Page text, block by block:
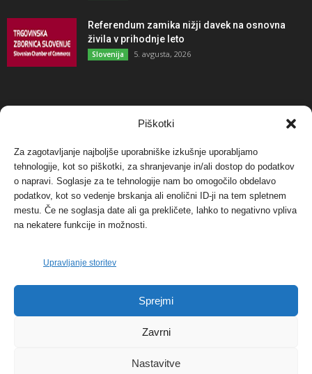
Piškotki
Za zagotavljanje najboljše uporabniške izkušnje uporabljamo
tehnologije, kot so piškotki, za shranjevanje in/ali dostop do podatkov
o napravi. Soglasje za te tehnologije nam bo omogočilo obdelavo
podatkov, kot so vedenje brskanja ali enolični ID-ji na tem spletnem
mestu. Če ne soglasja date ali ga prekličete, lahko to negativno vpliva
na nekatere funkcije in možnosti.
Upravljanje storitev
Sprejmi
Zavrni
Nastavitve
Referendum zamika nižji davek na osnovna
živila v prihodnje leto
Slovenija 5. avgusta, 2026
NAJBOLJ KOMENTIRANO
Protest proti vetrnim elektrarnam na Ojstrici, v
svetu pa vedno bolj...
Dogodki 12. maja, 2017
Tožilstvo v Celovcu v korist elektrarnam
Verbund
FOTO: Razstava cvetličarskega mojstra Andreja
Dogodki 27. novembra, 2017